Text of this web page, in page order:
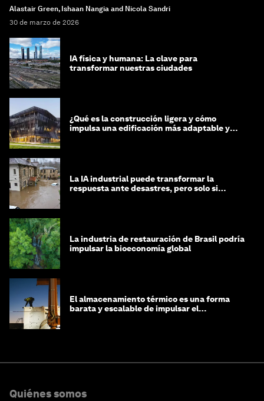
Alastair Green, Ishaan Nangia and Nicola Sandri
30 de marzo de 2026
IA física y humana: La clave para
transformar nuestras ciudades
¿Qué es la construcción ligera y cómo
impulsa una edificación más adaptable y
La IA industrial puede transformar la
respuesta ante desastres, pero solo si
La industria de restauración de Brasil podría
impulsar la bioeconomía global
El almacenamiento térmico es una forma
barata y escalable de impulsar el
Quiénes somos